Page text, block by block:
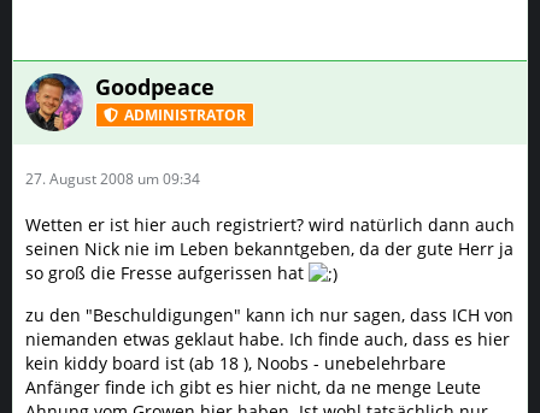
Goodpeace
ADMINISTRATOR
27. August 2008 um 09:34
Wetten er ist hier auch registriert? wird natürlich dann auch
seinen Nick nie im Leben bekanntgeben, da der gute Herr ja
so groß die Fresse aufgerissen hat
zu den "Beschuldigungen" kann ich nur sagen, dass ICH von
niemanden etwas geklaut habe. Ich finde auch, dass es hier
kein kiddy board ist (ab 18 ), Noobs - unebelehrbare
Anfänger finde ich gibt es hier nicht, da ne menge Leute